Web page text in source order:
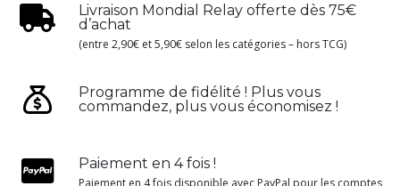
Livraison Mondial Relay offerte dès 75€
d’achat
(entre 2,90€ et 5,90€ selon les catégories – hors TCG)
Programme de fidélité ! Plus vous
commandez, plus vous économisez !
Paiement en 4 fois !
Paiement en 4 fois disponible avec PayPal pour les comptes